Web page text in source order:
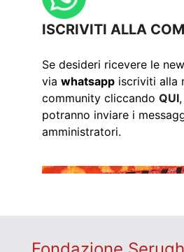
ISCRIVITI ALLA
Se desideri ricevere le
via whatsapp iscriviti alla
community cliccando QUI
potranno inviare i
amministratori.